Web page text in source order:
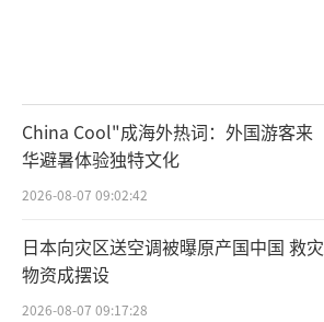
China Cool"成海外热词：外国游客来
华避暑体验独特文化
2026-08-07 09:02:42
日本向灾区送空调被曝原产国中国 救灾
物资成摆设
2026-08-07 09:17:28